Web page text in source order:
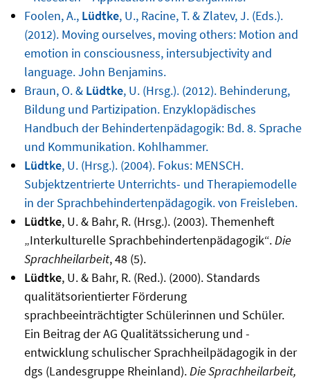
Foolen, A., Lüdtke, U., Racine, T. & Zlatev, J. (Eds.).
(2012). Moving ourselves, moving others: Motion and
emotion in consciousness, intersubjectivity and
language. John Benjamins.
Braun, O. & Lüdtke, U. (Hrsg.). (2012). Behinderung,
Bildung und Partizipation. Enzyklopädisches
Handbuch der Behindertenpädagogik: Bd. 8. Sprache
und Kommunikation. Kohlhammer.
Lüdtke, U. (Hrsg.). (2004). Fokus: MENSCH.
Subjektzentrierte Unterrichts- und Therapiemodelle
in der Sprachbehindertenpädagogik. von Freisleben.
Lüdtke, U. & Bahr, R. (Hrsg.). (2003). Themenheft
„Interkulturelle Sprachbehindertenpädagogik“.Die
Sprachheilarbeit, 48 (5).
Lüdtke, U. & Bahr, R. (Red.). (2000). Standards
qualitätsorientierter Förderung
sprachbeeinträchtigter Schülerinnen und Schüler.
Ein Beitrag der AG Qualitätssicherung und -
entwicklung schulischer Sprachheilpädagogik in der
dgs (Landesgruppe Rheinland).Die Sprachheilarbeit,